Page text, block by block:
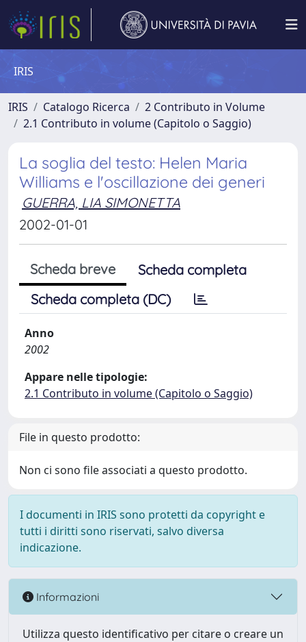
IRIS
IRIS Catalogo Ricerca
2 Contributo in Volume
2.1 Contributo in volume (Capitolo o Saggio)
La soglia del testo: Helen Maria
Williams e l'oscillazione dei generi
GUERRA, LIA SIMONETTA
2002-01-01
Scheda breve
Scheda completa
Scheda completa (DC)
Anno
2002
Appare nelle tipologie:
2.1 Contributo in volume (Capitolo o Saggio)
File in questo prodotto:
Non ci sono file associati a questo prodotto.
I documenti in IRIS sono protetti da copyright e
tutti i diritti sono riservati, salvo diversa
indicazione.
Informazioni
Utilizza questo identificativo per citare o creare un